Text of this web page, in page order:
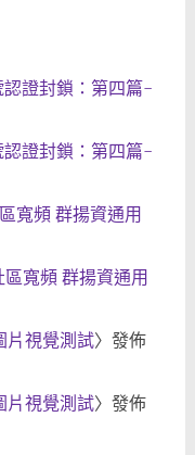
證封鎖：第四篇-
證封鎖：第四篇-
寬頻 群揚資通用
寬頻 群揚資通用
視覺測試〉發佈
視覺測試〉發佈